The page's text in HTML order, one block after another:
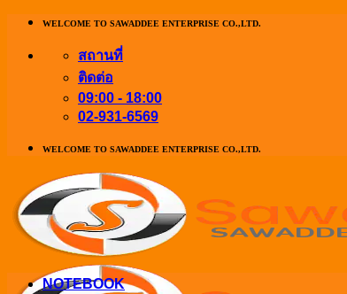
ข้าม
WELCOME TO SAWADDEE ENTERPRISE CO.,LTD.
สถานที่
ติดต่อ
09:00 - 18:00
02-931-6569
WELCOME TO SAWADDEE ENTERPRISE CO.,LTD.
NOTEBOOK